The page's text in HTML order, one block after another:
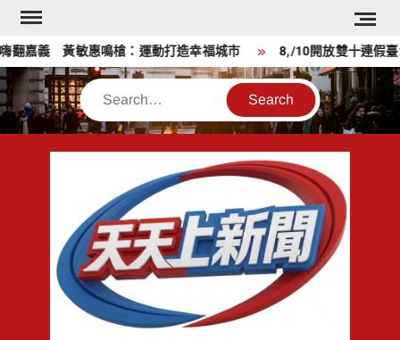
Skip
content
嘉義 黃敏惠鳴槍：運動打造幸福城市 8,/10開放雙十連假臺金
Search